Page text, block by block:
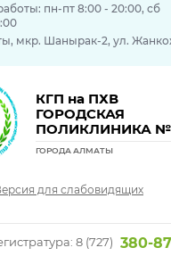
мкр. Шанырак-2, ул.
пн-пт 8:00 - 20:00, сб
КГП на ПХВ
ГОРОДСКАЯ
ПОЛИКЛИНИКА №
ГОРОДА АЛМАТЫ
для слабовидящих
8 (727) 380-